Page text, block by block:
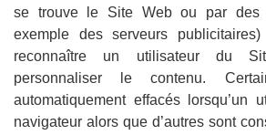
se trouve le Site Web ou par des
exemple des serveurs
reconnaître un utilisateur du
personnaliser le contenu.
automatiquement effacés lorsqu’un
navigateur alors que d’autres sont